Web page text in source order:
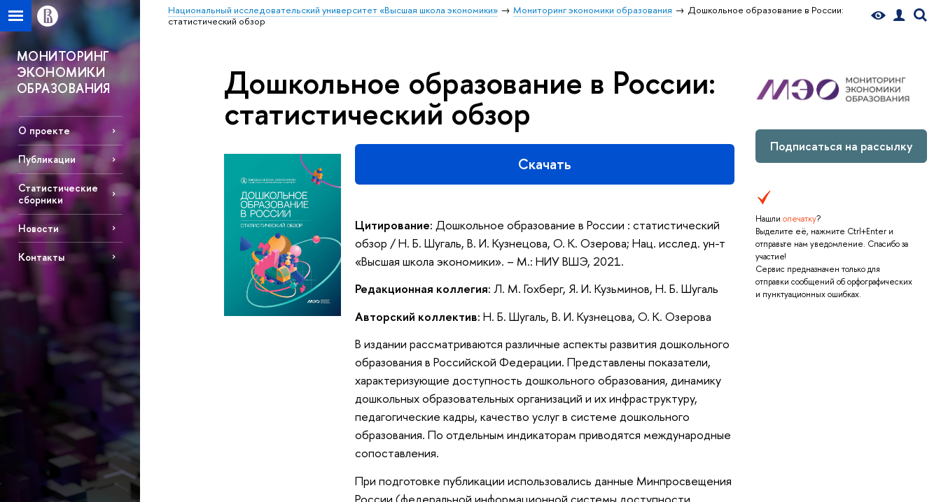
Национальный исследовательский университет «Высшая школа экономики» Мониторинг экономики образования
Дошкольное образование в России:
статистический обзор
МОНИТОРИНГ
ЭКОНОМИКИ
ОБРАЗОВАНИЯ
О проекте
Публикации
Статистические
сборники
Новости
Контакты
Подписаться на рассылку
Нашли опечатку?
Выделите её, нажмите Ctrl+Enter и
отправьте нам уведомление. Спасибо за
участие!
Сервис предназначен только для
отправки сообщений об орфографических
и пунктуационных ошибках.
Дошкольное образование в России:
статистический обзор
Скачать
Цитирование: Дошкольное образование в России : статистический
обзор / Н. Б. Шугаль, В. И. Кузнецова, О. К. Озерова; Нац. исслед. ун-т
«Высшая школа экономики». – М.: НИУ ВШЭ, 2021.
Редакционная коллегия:Л. М. Гохберг, Я. И. Кузьминов, Н. Б. Шугаль
Авторский коллектив: Н. Б. Шугаль, В. И. Кузнецова, О. К. Озерова
В издании рассматриваются различные аспекты развития дошкольного
образования в Российской Федерации. Представлены показатели,
характеризующие доступность дошкольного образования, динамику
дошкольных образовательных организаций и их инфраструктуру,
педагогические кадры, качество услуг в системе дошкольного
образования. По отдельным индикаторам приводятся международные
сопоставления.
При подготовке публикации использовались данные Минпросвещения